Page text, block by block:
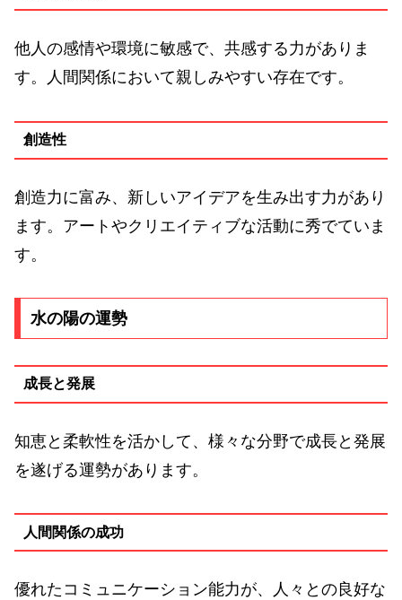
他人の感情や環境に敏感で、共感する力がありま
す。人間関係において親しみやすい存在です。
創造性
創造力に富み、新しいアイデアを生み出す力があり
ます。アートやクリエイティブな活動に秀でていま
す。
水の陽の運勢
成長と発展
知恵と柔軟性を活かして、様々な分野で成長と発展
を遂げる運勢があります。
人間関係の成功
優れたコミュニケーション能力が、人々との良好な